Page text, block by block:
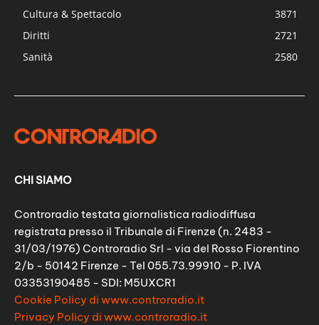
Cultura & Spettacolo
3871
Diritti
2721
Sanità
2580
CHI SIAMO
Controradio testata giornalistica radiodiffusa
registrata presso il Tribunale di Firenze (n. 2483 -
31/03/1976) Controradio Srl - via del Rosso Fiorentino
2/b - 50142 Firenze - Tel 055.73.99910 - P. IVA
03353190485 - SDI: M5UXCR1
Cookie Policy di www.controradio.it
Privacy Policy di www.controradio.it